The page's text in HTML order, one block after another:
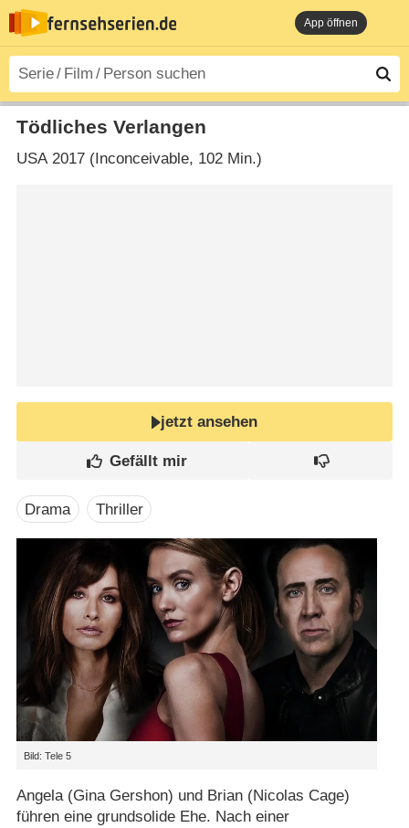
App öffnen
Tödliches Verlangen
USA2017 (Inconceivable‎, 102 Min.)
jetzt ansehen
Drama Thriller
Bild: Tele 5
Angela (Gina Gershon) und Brian (Nicolas Cage)
führen eine grundsolide Ehe. Nach einer